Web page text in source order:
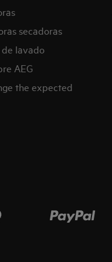
secadoras
lavado
AEG
the expected